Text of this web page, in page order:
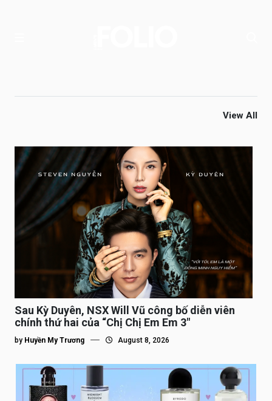
View All
Sau Kỳ Duyên, NSX Will Vũ công bố diễn viên
chính thứ hai của “Chị Chị Em Em 3″
by Huyền My Trương August 8, 2026